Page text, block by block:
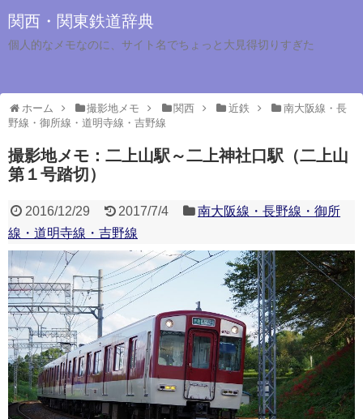
関西・関東鉄道辞典
個人的なメモなのに、サイト名でちょっと大見得切りすぎた
ホーム 撮影地メモ 関西 近鉄
南大阪線・長
野線・御所線・道明寺線・吉野線
撮影地メモ：二上山駅～二上神社口駅（二上山
第１号踏切）
2016/12/29 2017/7/4
南大阪線・長野線・御所
線・道明寺線・吉野線